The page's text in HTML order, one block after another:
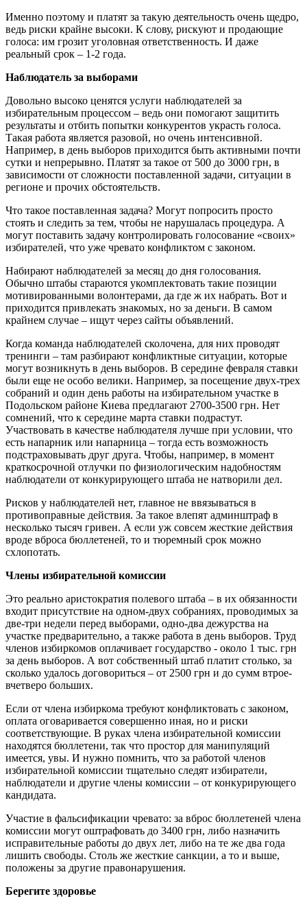
Именно поэтому и платят за такую деятельность очень щедро,
ведь риски крайне высоки. К слову, рискуют и продающие
голоса: им грозит уголовная ответственность. И даже
реальный срок – 1-2 года.
Наблюдатель за выборами
Довольно высоко ценятся услуги наблюдателей за
избирательным процессом – ведь они помогают защитить
результаты и отбить попытки конкурентов украсть голоса.
Такая работа является разовой, но очень интенсивной.
Например, в день выборов приходится быть активными почти
сутки и непрерывно. Платят за такое от 500 до 3000 грн, в
зависимости от сложности поставленной задачи, ситуации в
регионе и прочих обстоятельств.
Что такое поставленная задача? Могут попросить просто
стоять и следить за тем, чтобы не нарушалась процедура. А
могут поставить задачу контролировать голосование «своих»
избирателей, что уже чревато конфликтом с законом.
Набирают наблюдателей за месяц до дня голосования.
Обычно штабы стараются укомплектовать такие позиции
мотивированными волонтерами, да где ж их набрать. Вот и
приходится привлекать знакомых, но за деньги. В самом
крайнем случае – ищут через сайты объявлений.
Когда команда наблюдателей сколочена, для них проводят
тренинги – там разбирают конфликтные ситуации, которые
могут возникнуть в день выборов. В середине февраля ставки
были еще не особо велики. Например, за посещение двух-трех
собраний и один день работы на избирательном участке в
Подольском районе Киева предлагают 2700-3500 грн. Нет
сомнений, что к середине марта ставки подрастут.
Участвовать в качестве наблюдателя лучше при условии, что
есть напарник или напарница – тогда есть возможность
подстраховывать друг друга. Чтобы, например, в момент
краткосрочной отлучки по физиологическим надобностям
наблюдатели от конкурирующего штаба не натворили дел.
Рисков у наблюдателей нет, главное не ввязываться в
противоправные действия. За такое влепят админштраф в
несколько тысяч гривен. А если уж совсем жесткие действия
вроде вброса бюллетеней, то и тюремный срок можно
схлопотать.
Члены избирательной комиссии
Это реально аристократия полевого штаба – в их обязанности
входит присутствие на одном-двух собраниях, проводимых за
две-три недели перед выборами, одно-два дежурства на
участке предварительно, а также работа в день выборов. Труд
членов избиркомов оплачивает государство - около 1 тыс. грн
за день выборов. А вот собственный штаб платит столько, за
сколько удалось договориться – от 2500 грн и до сумм втрое-
вчетверо больших.
Если от члена избиркома требуют конфликтовать с законом,
оплата оговаривается совершенно иная, но и риски
соответствующие. В руках члена избирательной комиссии
находятся бюллетени, так что простор для манипуляций
имеется, увы. И нужно помнить, что за работой членов
избирательной комиссии тщательно следят избиратели,
наблюдатели и другие члены комиссии – от конкурирующего
кандидата.
Участие в фальсификации чревато: за вброс бюллетеней члена
комиссии могут оштрафовать до 3400 грн, либо назначить
исправительные работы до двух лет, либо на те же два года
лишить свободы. Столь же жесткие санкции, а то и выше,
положены за другие правонарушения.
Берегите здоровье